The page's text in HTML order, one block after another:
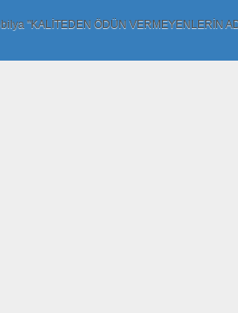
"KALİTEDEN ÖDÜN VERMEYENLERİN